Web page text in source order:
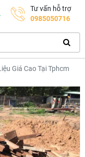
Tư vấn hỗ trợ
0985050716
Giá Cao Tại Tphcm